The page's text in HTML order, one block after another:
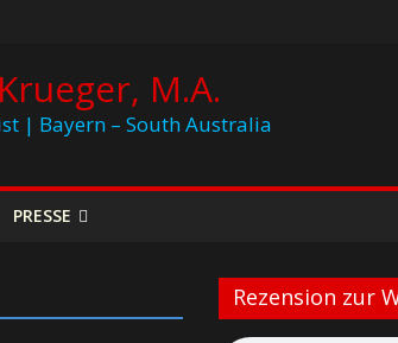
M.A.
| Bayern – South Australia
PRESSE
Rezension zur